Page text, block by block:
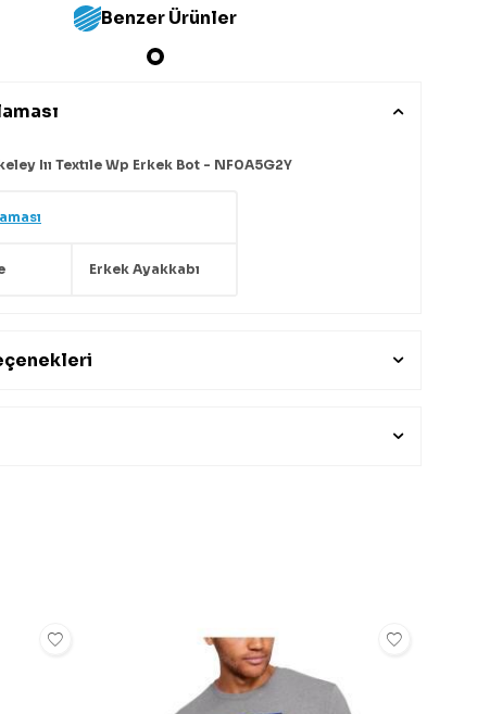
Benzer Ürünler
Iıı Textıle Wp Erkek Bot - NF0A5G2Y
Erkek Ayakkabı